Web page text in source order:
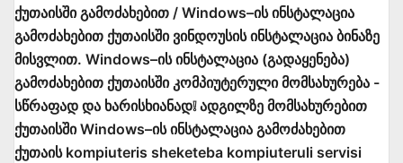
ქუთაისში გამოძახებით / Windows–ის ინსტალაცია
გამოძახებით ქუთაისში ვინდოუსის ინსტალაცია ბინაზე
მისვლით. Windows–ის ინსტალაცია (გადაყენება)
გამოძახებით ქუთაისში კომპიუტერული მომსახურება -
სწრაფად და ხარისხიანად❕ ადგილზე მომსახურებით
ქუთაისში Windows–ის ინსტალაცია გამოძახებით
ქუთაის kompiuteris sheketeba kompiuteruli servisi